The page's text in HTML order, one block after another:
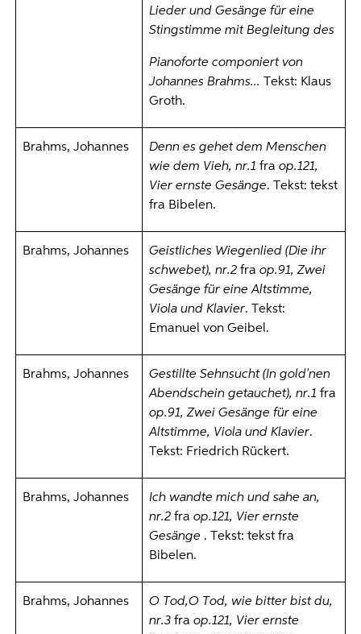
Lieder und Gesänge für eine
Stingstimme mit Begleitung des
Pianoforte componiert von
Johannes Brahms... Tekst: Klaus
Groth.
Brahms, Johannes
Denn es gehet dem Menschen
wie dem Vieh, nr.1 fra op.121,
Vier ernste Gesänge. Tekst: tekst
fra Bibelen.
Brahms, Johannes
Geistliches Wiegenlied (Die ihr
schwebet), nr.2fra op.91, Zwei
Gesänge für eine Altstimme,
Viola und Klavier. Tekst:
Emanuel von Geibel.
Brahms, Johannes
Gestillte Sehnsucht (In gold'nen
Abendschein getauchet), nr.1 fra
op.91, Zwei Gesänge für eine
Altstimme, Viola und Klavier.
Tekst: Friedrich Rückert.
Brahms, Johannes
Ich wandte mich und sahe an,
nr.2 fra op.121, Vier ernste
Gesänge . Tekst: tekst fra
Bibelen.
Brahms, Johannes
O Tod,O Tod, wie bitter bist du,
nr.3 fra op.121, Vier ernste